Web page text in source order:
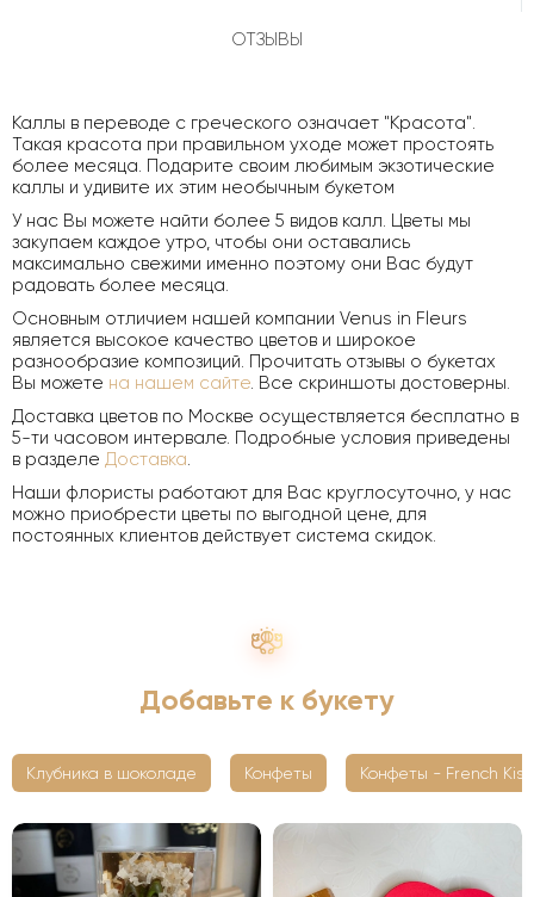
ОТЗЫВЫ
Каллы в переводе с греческого означает "Красота".
Такая красота при правильном уходе может простоять
более месяца. Подарите своим любимым экзотические
каллы и удивите их этим необычным букетом
У нас Вы можете найти более 5 видов калл. Цветы мы
закупаем каждое утро, чтобы они оставались
максимально свежими именно поэтому они Вас будут
радовать более месяца.
Основным отличием нашей компании Venus in Fleurs
является высокое качество цветов и широкое
разнообразие композиций. Прочитать отзывы о букетах
Вы можете на нашем сайте. Все скриншоты достоверны.
Доставка цветов по Москве осуществляется бесплатно в
5-ти часовом интервале. Подробные условия приведены
в разделе Доставка.
Наши флористы работают для Вас круглосуточно, у нас
можно приобрести цветы по выгодной цене, для
постоянных клиентов действует система скидок.
Добавьте к букету
Клубника в шоколаде Конфеты Конфеты - French Kiss